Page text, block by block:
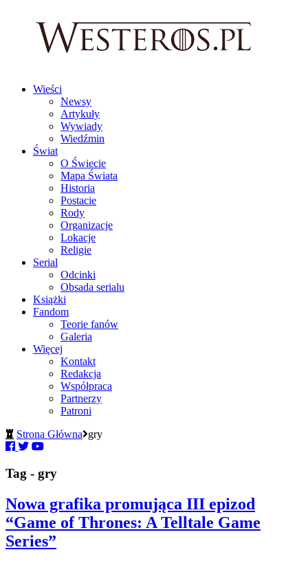
Wieści
Newsy
Artykuły
Wywiady
Wiedźmin
Świat
O Świecie
Mapa Świata
Historia
Postacie
Rody
Organizacje
Lokacje
Religie
Serial
Odcinki
Obsada serialu
Książki
Fandom
Teorie fanów
Galeria
Więcej
Kontakt
Redakcja
Współpraca
Partnerzy
Patroni
Strona Główna gry
Tag - gry
Nowa grafika promująca III epizod
“Game of Thrones: A Telltale Game
Series”